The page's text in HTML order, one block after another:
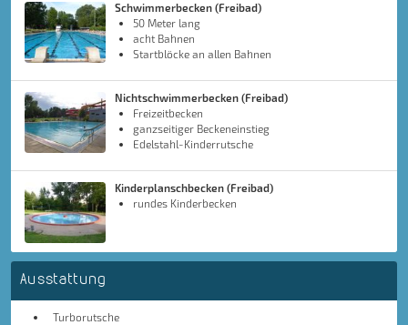
Schwimmerbecken (Freibad)
50 Meter lang
acht Bahnen
Startblöcke an allen Bahnen
Nichtschwimmerbecken (Freibad)
Freizeitbecken
ganzseitiger Beckeneinstieg
Edelstahl-Kinderrutsche
Kinderplanschbecken (Freibad)
rundes Kinderbecken
Ausstattung
Turborutsche